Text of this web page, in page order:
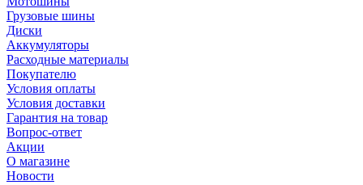
Грузовые шины
Диски
Аккумуляторы
Расходные материалы
Покупателю
Условия оплаты
Условия доставки
Гарантия на товар
Вопрос-ответ
Акции
О магазине
Новости